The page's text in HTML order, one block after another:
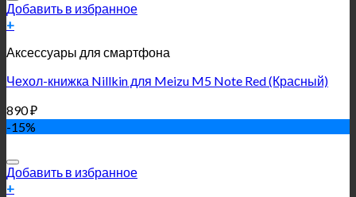
Добавить в избранное
+
Аксессуары для смартфона
Чехол-книжка Nillkin для Meizu M5 Note Red (Красный)
890₽
-15%
Добавить в избранное
+